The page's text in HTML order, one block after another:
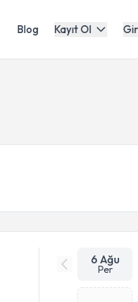
Blog Kayıt Ol
6 Ağu
Per